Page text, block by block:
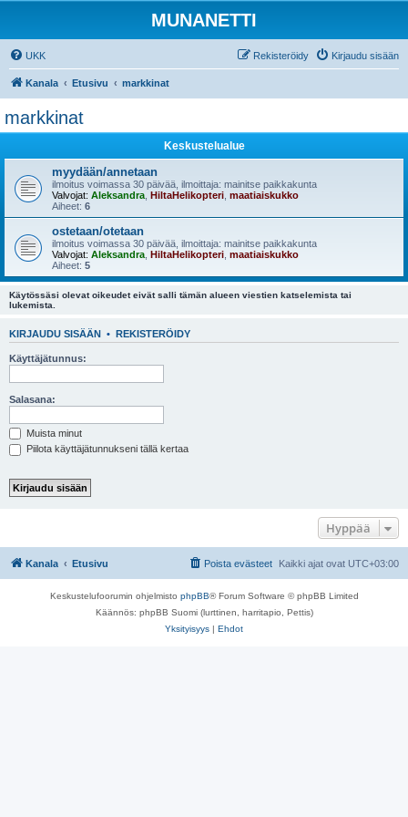
MUNANETTI
UKK Kirjaudu sisään
Rekisteröidy
Kanala Etusivu markkinat
markkinat
Keskustelualue
myydään/annetaan
ilmoitus voimassa 30 päivää, ilmoittaja: mainitse paikkakunta
Valvojat: Aleksandra HiltaHelikopteri maatiaiskukko
Aiheet: 6
ostetaan/otetaan
ilmoitus voimassa 30 päivää, ilmoittaja: mainitse paikkakunta
Valvojat: Aleksandra HiltaHelikopteri maatiaiskukko
Aiheet: 5
Käytössäsi olevat oikeudet eivät salli tämän alueen viestien katselemista tai
lukemista.
KIRJAUDU SISÄÄN • REKISTERÖIDY
Käyttäjätunnus:
Salasana:
Muista minut
Piilota käyttäjätunnukseni tällä kertaa
Hyppää
Kanala Etusivu Kaikki ajat ovat UTC+03:00
Poista evästeet
Keskustelufoorumin ohjelmisto phpBB® Forum Software © phpBB Limited
Käännös: phpBB Suomi (lurttinen, harritapio, Pettis)
Yksityisyys | Ehdot